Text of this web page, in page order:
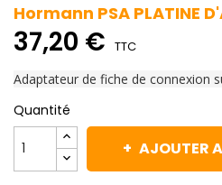
Hormann PSA PLATINE
37,20 € TTC
Adaptateur de fiche de connexion
Quantité
AJOUTER